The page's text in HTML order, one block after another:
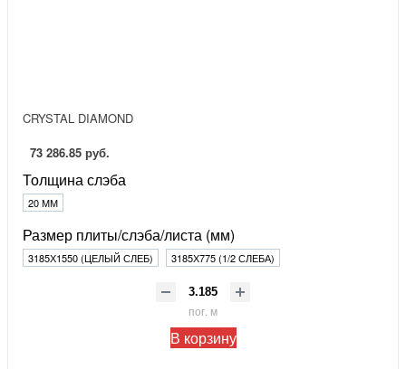
CRYSTAL DIAMOND
73 286.85 руб.
Толщина слэба
20 ММ
Размер плиты/слэба/листа (мм)
3185Х1550 (ЦЕЛЫЙ СЛЕБ) 3185Х775 (1/2 СЛЕБА)
пог. м
В корзину